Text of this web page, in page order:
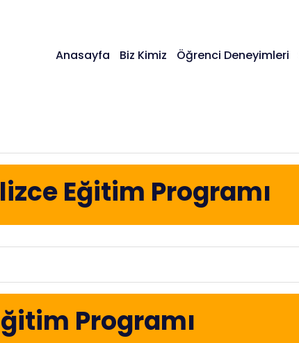
Anasayfa Biz Kimiz Öğrenci Deneyimleri
Eğitim Programı
Programı